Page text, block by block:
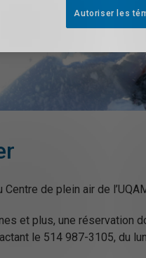
de plein air de
et plus, une réservation
le 514 987-3105, du
Autoriser les